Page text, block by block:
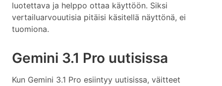
luotettava ja helppo ottaa käyttöön. Siksi
vertailuarvouutisia pitäisi käsitellä näyttönä, ei
tuomiona.
Gemini 3.1 Pro uutisissa
Kun Gemini 3.1 Pro esiintyy uutisissa, väitteet